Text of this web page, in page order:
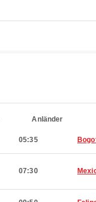
Anländer
05:35
07:30